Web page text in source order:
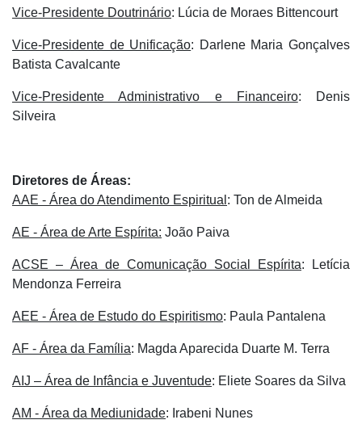
Vice-Presidente Doutrinário: Lúcia de Moraes Bittencourt
Vice-Presidente de Unificação: Darlene Maria Gonçalves
Batista Cavalcante
Vice-Presidente Administrativo e Financeiro: Denis
Silveira
Diretores de Áreas:
AAE - Área do Atendimento Espiritual : Ton de Almeida
AE - Área de Arte Espírita: João Paiva
ACSE – Área de Comunicação Social Espírita: Letícia
Mendonza Ferreira
AEE - Área de Estudo do Espiritismo: Paula Pantalena
AF - Área da Família: Magda Aparecida Duarte M. Terra
AIJ – Área de Infância e Juventude: Eliete Soares da Silva
AM - Área da Mediunidade: Irabeni Nunes